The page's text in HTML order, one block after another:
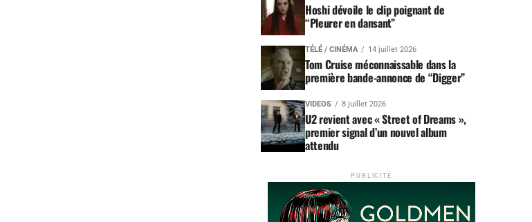
Hoshi dévoile le clip poignant de
“Pleurer en dansant”
TÉLÉ / CINÉMA 14 juillet 2026
Tom Cruise méconnaissable dans la
première bande-annonce de “Digger”
VIDEOS 8 juillet 2026
U2 revient avec « Street of Dreams »,
premier signal d’un nouvel album
attendu
PUBLICITÉ